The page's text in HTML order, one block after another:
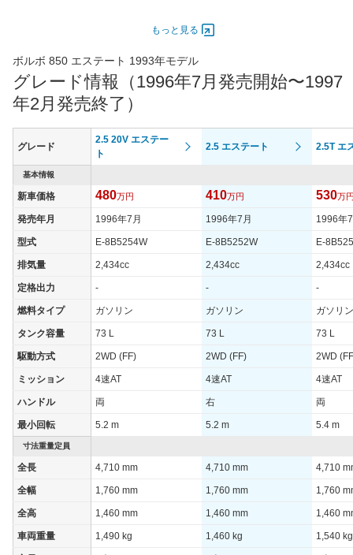
- [240]/ 5,400
最高トルク - [35.7]/ 2,400
過給機 TB TB
タイヤ
205/45RR17 205/45RR17
(後)
燃費
WLTCモード - -
WLTCモード(市
- -
外)
- -
WLTCモード(高
速道路)
JC08モード - -
1015モード 9km/L 8.2km/L
60km定地 - -
装備オプション 装備詳細を見る 装備詳細を見る
もっと見る
ボルボ 850 エステート 1993年モデル
グレード情報（1996年7月発売開始〜1997
年2月発売終了）
グレード
2.5 20V エステー
ト
2.5 エステート 2.5T エ
基本情報
新車価格 480万円 410万円 530万
発売年月 1996年7月 1996年7月 1996年
型式 E-8B5254W E-8B5252W E-
排気量 2,434cc 2,434cc 2,434cc
定格出力 - - -
燃料タイプ ガソリン ガソリン ガソリン
タンク容量 73 L 73 L 73 L
駆動方式 2WD (FF) 2WD (FF) 2WD
ミッション 4速AT 4速AT 4速AT
ハンドル 両 右 両
最小回転 5.2 m 5.2 m 5.4 m
寸法重量定員
全長 4,710 mm 4,710 mm 4,710
全幅 1,760 mm 1,760 mm 1,760
全高 1,460 mm 1,460 mm 1,460
車両重量 1,490 kg 1,460 kg 1,540 kg